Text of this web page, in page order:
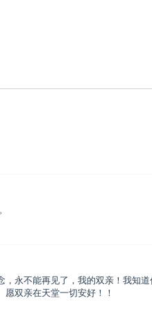
永不能再见了，我的双亲！我知
双亲在天堂一切安好！！